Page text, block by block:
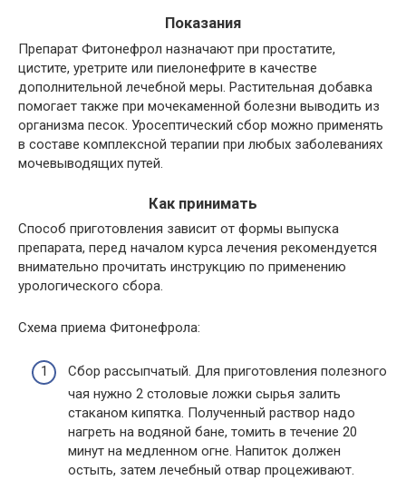
Показания
Препарат Фитонефрол назначают при простатите,
цистите, уретрите или пиелонефрите в качестве
дополнительной лечебной меры. Растительная добавка
помогает также при мочекаменной болезни выводить из
организма песок. Уросептический сбор можно применять
в составе комплексной терапии при любых заболеваниях
мочевыводящих путей.
Как принимать
Способ приготовления зависит от формы выпуска
препарата, перед началом курса лечения рекомендуется
внимательно прочитать инструкцию по применению
урологического сбора.
Схема приема Фитонефрола:
Сбор рассыпчатый. Для приготовления полезного
чая нужно 2 столовые ложки сырья залить
стаканом кипятка. Полученный раствор надо
нагреть на водяной бане, томить в течение 20
минут на медленном огне. Напиток должен
остыть, затем лечебный отвар процеживают.